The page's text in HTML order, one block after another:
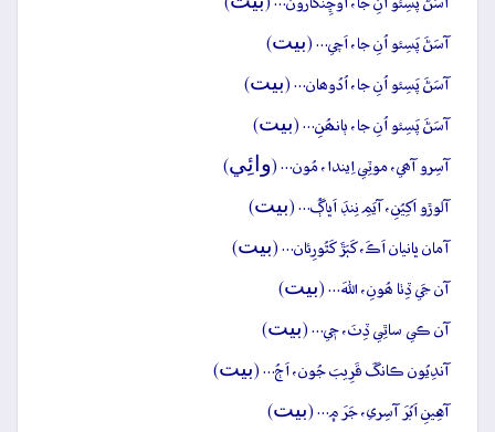
آسَڻَ پَسِئو اُنِ جا، اَچي… (بيت)
آسَڻَ پَسِئو اُنِ جا، اُدُوھان… (بيت)
آسَڻَ پَسِئو اُنِ جا، ٻانھُنِ… (بيت)
آسِرو آھي، موٽِي اِيندا، مُون… (وائِي)
آلوڙو اَکِيُنِ، آيَمِ نِنڊَ اَڀاڳُ… (بيت)
آمان ڀانيان اَڪَ، کَٻَڙَ کَٿُورِئان… (بيت)
آن جَي ڏِٺا ھُونِ، اللهَ… (بيت)
آن ڪي ساٿِي ڏِٺَ، جٖي… (بيت)
آندِيُون ڪانگَ قَرِيبَ جُون، اَڄُ… (بيت)
آهِينِ اَبُرَ آسِري، جَرَ ۾… (بيت)